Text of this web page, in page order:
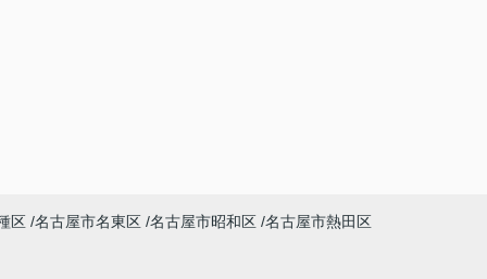
区 名古屋市名東区 名古屋市昭和区 名古屋市熱田区